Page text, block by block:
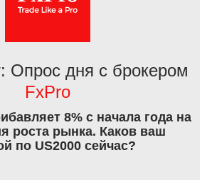
Опрос дня с брокером
FxPro
8% с начала года на
роста рынка. Каков ваш
по US2000 сейчас?